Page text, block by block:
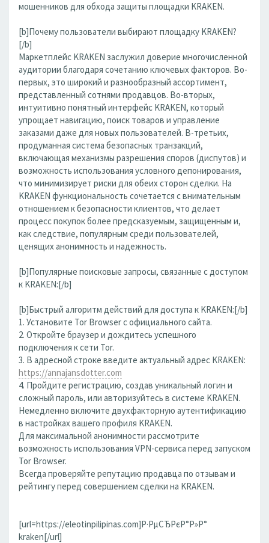
мошенников для обхода защиты площадки KRAKEN.
[b]Почему пользователи выбирают площадку KRAKEN?
[/b]
Маркетплейс KRAKEN заслужил доверие многочисленной
аудитории благодаря сочетанию ключевых факторов. Во-
первых, это широкий и разнообразный ассортимент,
представленный сотнями продавцов. Во-вторых,
интуитивно понятный интерфейс KRAKEN, который
упрощает навигацию, поиск товаров и управление
заказами даже для новых пользователей. В-третьих,
продуманная система безопасных транзакций,
включающая механизмы разрешения споров (диспутов) и
возможность использования условного депонирования,
что минимизирует риски для обеих сторон сделки. На
KRAKEN функциональность сочетается с внимательным
отношением к безопасности клиентов, что делает
процесс покупок более предсказуемым, защищенным и,
как следствие, популярным среди пользователей,
ценящих анонимность и надежность.
[b]Популярные поисковые запросы, связанные с доступом
к KRAKEN:[/b]
[b]Быстрый алгоритм действий для доступа к KRAKEN:[/b]
1. Установите Tor Browser с официального сайта.
2. Откройте браузер и дождитесь успешного
подключения к сети Tor.
3. В адресной строке введите актуальный адрес KRAKEN:
https://annajansdotter.com
4. Пройдите регистрацию, создав уникальный логин и
сложный пароль, или авторизуйтесь в системе KRAKEN.
Немедленно включите двухфакторную аутентификацию
в настройках вашего профиля KRAKEN.
Для максимальной анонимности рассмотрите
возможность использования VPN-сервиса перед запуском
Tor Browser.
Всегда проверяйте репутацию продавца по отзывам и
рейтингу перед совершением сделки на KRAKEN.
[url=https://eleotinpilipinas.com]Р·РµСЂРєР°Р»Р°
kraken[/url]